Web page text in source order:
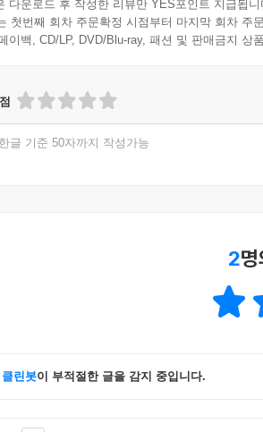
다운로드 후 작성한 리뷰만 YES포인트 지급됩니
첫번째 회차 주문확정 시점부터 마지막 회차 주
이백, CD/LP, DVD/Blu-ray, 패션 및 판매금지 상
한글 기준 50자까지 작성가능
2
클린봇이 부적절한 글을 감지 중입니다.